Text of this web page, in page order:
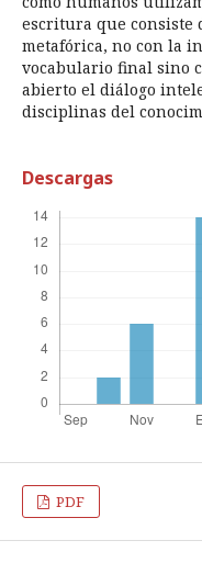
escritura que consiste
metafórica, no con la
vocabulario final sino
abierto el diálogo
disciplinas del
Descargas
PDF